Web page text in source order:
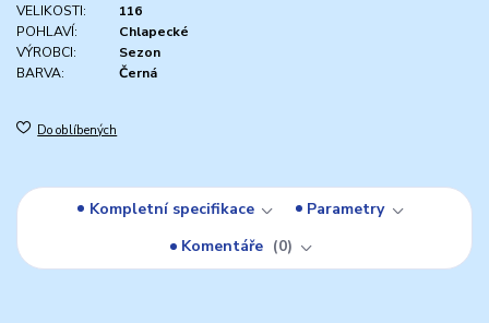
VELIKOSTI:
116
POHLAVÍ:
Chlapecké
VÝROBCI:
Sezon
BARVA:
Černá
Do oblíbených
Kompletní specifikace
Parametry
Komentáře
0